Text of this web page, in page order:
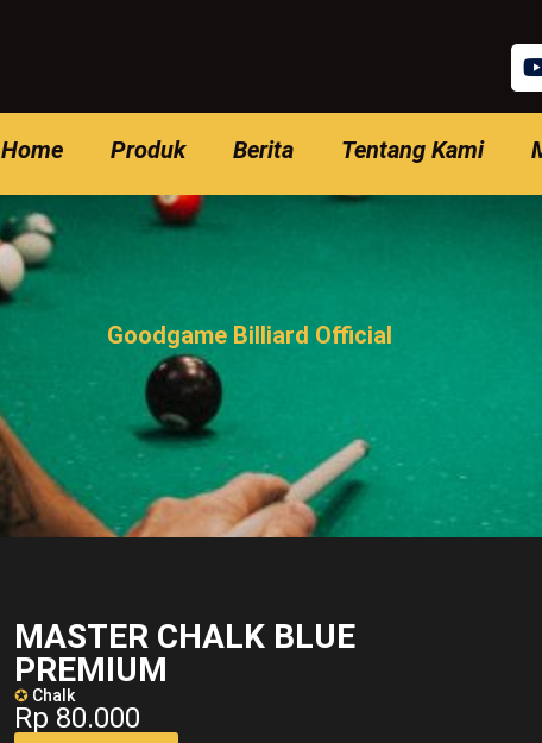
Home Produk Berita Tentang Kami
Goodgame Billiard Official
MASTER CHALK BLUE
PREMIUM
✪ Chalk
Rp 80.000